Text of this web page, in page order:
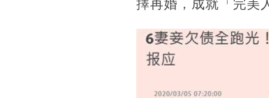
擇再婚，成就「完美